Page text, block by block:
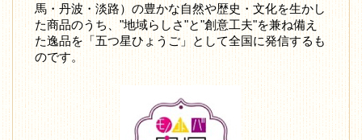
馬・丹波・淡路）の豊かな自然や歴史・文化を生かし
た商品のうち、"地域らしさ"と"創意工夫"を兼ね備え
た逸品を「五つ星ひょうご」として全国に発信するも
のです。